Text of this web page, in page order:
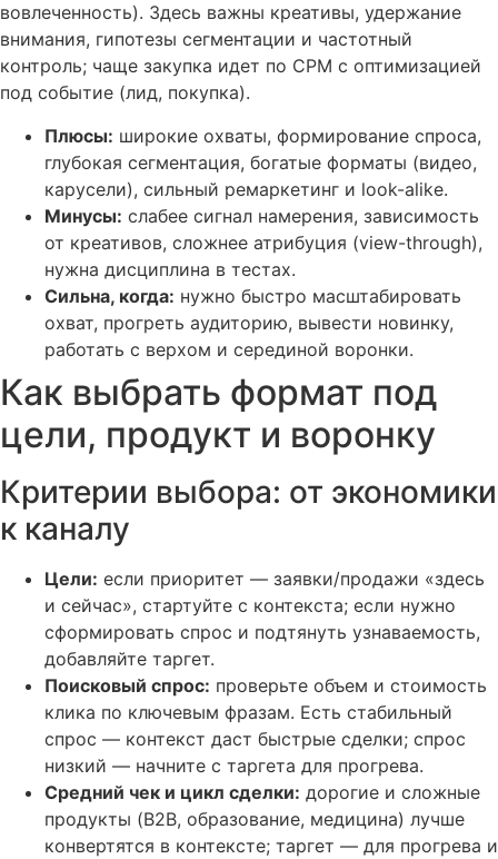
вовлеченность). Здесь важны креативы, удержание
внимания, гипотезы сегментации и частотный
контроль; чаще закупка идет по CPM с оптимизацией
под событие (лид, покупка).
Плюсы: широкие охваты, формирование спроса,
глубокая сегментация, богатые форматы (видео,
карусели), сильный ремаркетинг и look-alike.
Минусы: слабее сигнал намерения, зависимость
от креативов, сложнее атрибуция (view-through),
нужна дисциплина в тестах.
Сильна, когда: нужно быстро масштабировать
охват, прогреть аудиторию, вывести новинку,
работать с верхом и серединой воронки.
Как выбрать формат под
цели, продукт и воронку
Критерии выбора: от экономики
к каналу
Цели: если приоритет — заявки/продажи «здесь
и сейчас», стартуйте с контекста; если нужно
сформировать спрос и подтянуть узнаваемость,
добавляйте таргет.
Поисковый спрос: проверьте объем и стоимость
клика по ключевым фразам. Есть стабильный
спрос — контекст даст быстрые сделки; спрос
низкий — начните с таргета для прогрева.
Средний чек и цикл сделки: дорогие и сложные
продукты (B2B, образование, медицина) лучше
конвертятся в контексте; таргет — для прогрева и